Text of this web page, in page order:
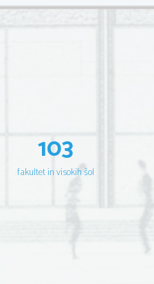
103
fakultet in visokih šol